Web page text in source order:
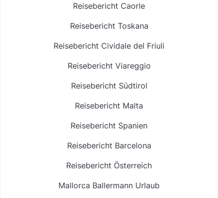
Reisebericht Caorle
Reisebericht Toskana
Reisebericht Cividale del Friuli
Reisebericht Viareggio
Reisebericht Südtirol
Reisebericht Malta
Reisebericht Spanien
Reisebericht Barcelona
Reisebericht Österreich
Mallorca Ballermann Urlaub